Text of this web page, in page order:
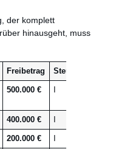
der komplett
hinausgeht, muss
Freibetrag Steuerklasse
500.000 €
400.000 €
200.000 €